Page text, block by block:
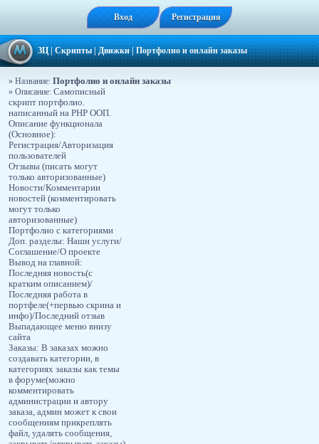
Вход Регистрация
ЗЦ|Скрипты|Движки|Портфолио и онлайн заказы
» Название: Портфолио и онлайн заказы
» Описание: Самописный
скрипт портфолио.
написанный на PHP ООП.
Описание функционала
(Основное):
Регистрация/Авторизация
пользователей
Отзывы (писать могут
только авторизованные)
Новости/Комментарии
новостей (комментировать
могут только
авторизованные)
Портфолио с категориями
Доп. разделы: Наши услуги/
Соглашение/О проекте
Вывод на главной:
Последняя новость(с
кратким описанием)/
Последняя работа в
портфеле(+первью скрина и
инфо)/Последний отзыв
Выпадающее меню внизу
сайта
Заказы: В заказах можно
создавать категории, в
категориях заказы как темы
в форуме(можно
комментировать
администрации и автору
заказа, админ может к свои
сообщениям прикреплять
файл, удалять сообщения,